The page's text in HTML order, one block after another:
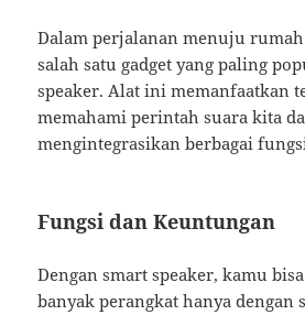
Dalam perjalanan menuju
salah satu gadget yang paling
speaker. Alat ini memanfaatkan
memahami perintah suara kita
mengintegrasikan berbagai
Fungsi dan Keuntungan
Dengan smart speaker, kamu
banyak perangkat hanya dengan